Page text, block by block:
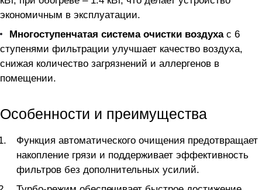
экономичным в эксплуатации.
Многоступенчатая система очистки воздухас 6
ступенями фильтрации улучшает качество воздуха,
снижая количество загрязнений и аллергенов в
помещении.
Особенности и преимущества
Функция автоматического очищения предотвращает
накопление грязи и поддерживает эффективность
фильтров без дополнительных усилий.